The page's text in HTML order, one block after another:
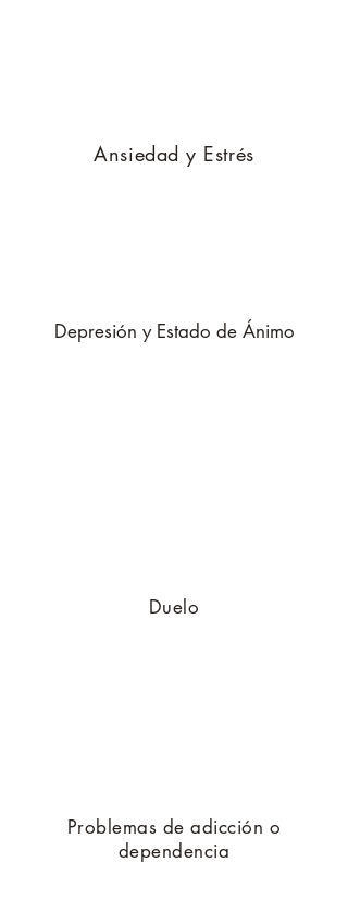
Ansiedad y Estrés
Depresión y Estado de Ánimo
Duelo
Problemas de adicción o
dependencia